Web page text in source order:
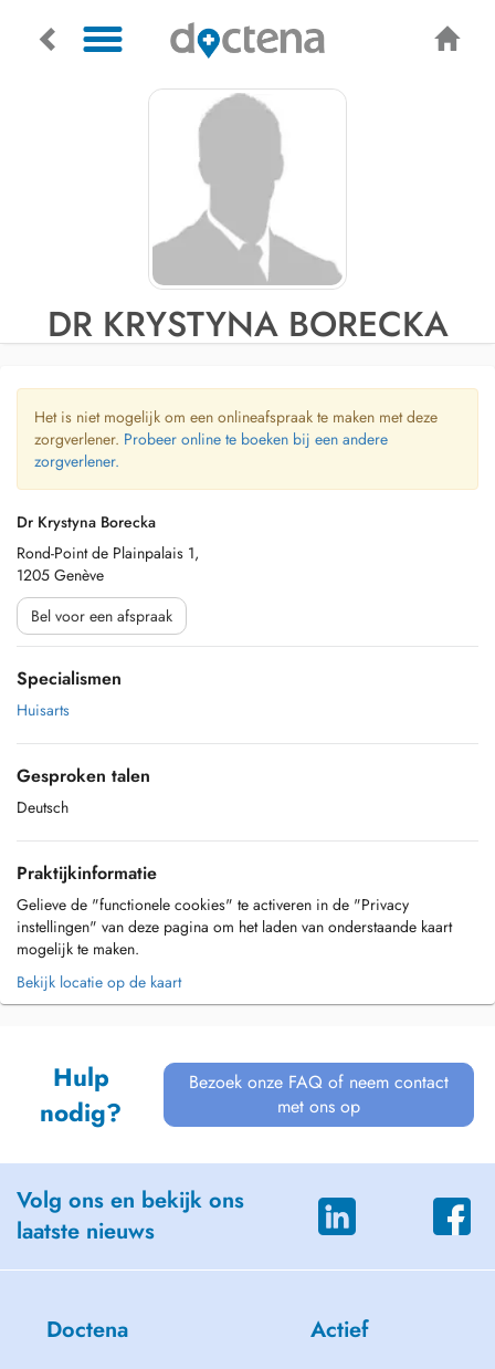
DR KRYSTYNA BORECKA
Het is niet mogelijk om een onlineafspraak te maken met deze
zorgverlener. Probeer online te boeken bij een andere
zorgverlener.
Dr Krystyna Borecka
Rond-Point de Plainpalais 1,
1205 Genève
Bel voor een afspraak
Specialismen
Huisarts
Gesproken talen
Deutsch
Praktijkinformatie
Gelieve de "functionele cookies" te activeren in de "Privacy
instellingen" van deze pagina om het laden van onderstaande kaart
mogelijk te maken.
Bekijk locatie op de kaart
Hulp
nodig?
Bezoek onze FAQ of neem contact
met ons op
Volg ons en bekijk ons
laatste nieuws
Doctena Actief